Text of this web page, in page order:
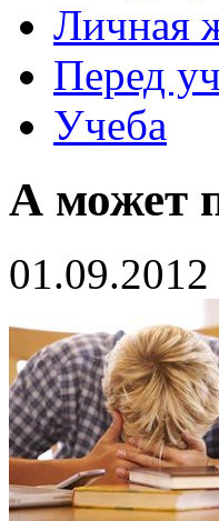
Личная
Перед
Учеба
А может
01.09.2012